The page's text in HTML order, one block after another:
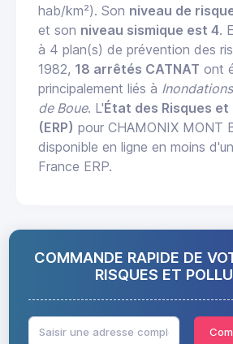
hab/km²). Son niveau de
et son niveau sismique est 4.
à 4 plan(s) de prévention des
1982, 18 arrêtés CATNAT ont
principalement liés à
de Boue. L'État des Risques et
(ERP) pour CHAMONIX MONT
disponible en ligne en moins
France ERP.
COMMANDE RAPIDE DE
RISQUES ET